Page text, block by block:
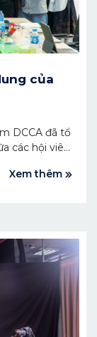
của
DCCA đã tổ
các hội viên
trường Trung
Xem thêm